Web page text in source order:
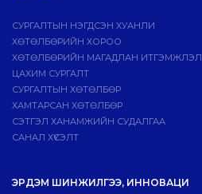
СУРГАЛТЫН НЭГДСЭН ХУАНЛИ
ХӨТӨЛБӨРИЙН ХОРОО
ХӨТӨЛБӨРИЙН МАГАДЛАН ИТГЭМЖЛЭЛ
ЦАХИМ СУРГАЛТ
СУРГАЛТЫН ХӨТӨЛБӨР
ХАМТАРСАН ХӨТӨЛБӨР
СЭТГЭЛ ХАНАМЖИЙН СУДАЛГАА
САНАЛ ХҮСЭЛТ
ЭРДЭМ ШИНЖИЛГЭЭ, ИННОВАЦИ